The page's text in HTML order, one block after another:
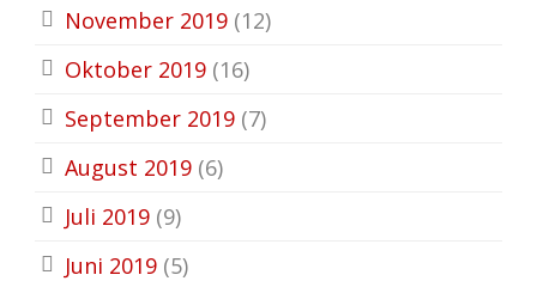
November 2019 (12)
Oktober 2019 (16)
September 2019 (7)
August 2019 (6)
Juli 2019 (9)
Juni 2019 (5)